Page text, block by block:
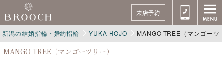
来店予約
新潟の結婚指輪・婚約指輪 YUKA HOJO MANGO TREE（マンゴーツ
MANGO TREE（マンゴーツリー）